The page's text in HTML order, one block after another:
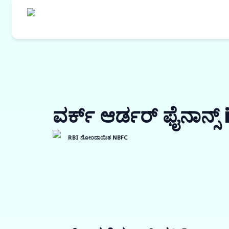
ವರ್ಕ್ ಆರ್ಡರ್
RBI ನೋಂದಾಯಿತ NBFC